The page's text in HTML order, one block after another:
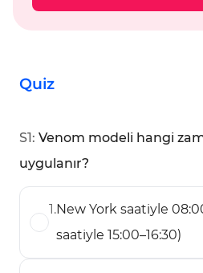
Quiz
S1: Venom modeli hangi
uygulanır?
1.New York saatiyle
saatiyle 15:00–16:30)